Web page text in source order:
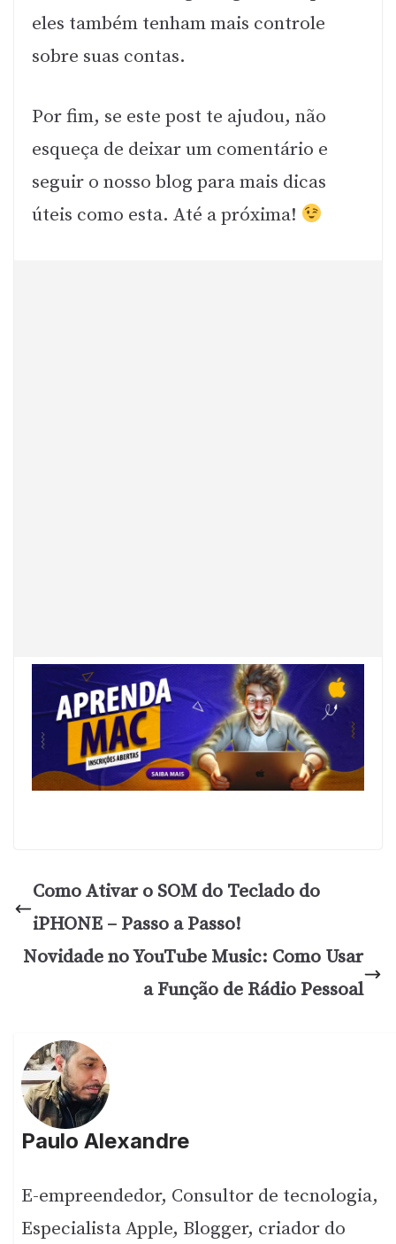
eles também tenham mais controle
sobre suas contas.
Por fim, se este post te ajudou, não
esqueça de deixar um comentário e
seguir o nosso blog para mais dicas
úteis como esta. Até a próxima!
Como Ativar o SOM do Teclado do
iPHONE – Passo a Passo!
Novidade no YouTube Music: Como Usar
a Função de Rádio Pessoal
Paulo Alexandre
E-empreendedor, Consultor de tecnologia,
Especialista Apple, Blogger, criador do